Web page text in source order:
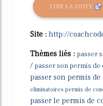
LIRE LA SUITE
Site : http://
Thèmes liés : passer
/ passer son permis
passer son permis
eliminatoires permis de
passer le permis de